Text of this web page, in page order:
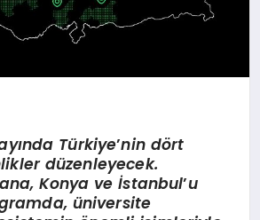
Türkiye’nin dört
düzenleyecek.
Konya ve İstanbul’u
üniversite